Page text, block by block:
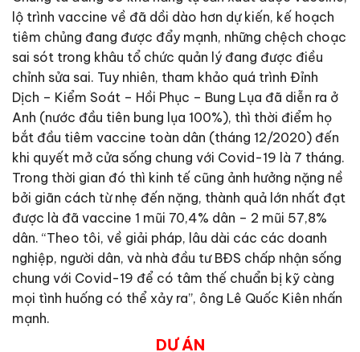
lộ trình vaccine về đã dồi dào hơn dự kiến, kế hoạch
tiêm chủng đang được đẩy mạnh, những chệch choạc
sai sót trong khâu tổ chức quản lý đang được điều
chỉnh sửa sai. Tuy nhiên, tham khảo quá trình Đỉnh
Dịch – Kiểm Soát – Hồi Phục – Bung Lụa đã diễn ra ở
Anh (nước đầu tiên bung lụa 100%), thì thời điểm họ
bắt đầu tiêm vaccine toàn dân (tháng 12/2020) đến
khi quyết mở cửa sống chung với Covid-19 là 7 tháng.
Trong thời gian đó thì kinh tế cũng ảnh hưởng nặng nề
bởi giãn cách từ nhẹ đến nặng, thành quả lớn nhất đạt
được là đã vaccine 1 mũi 70,4% dân – 2 mũi 57,8%
dân. “Theo tôi, về giải pháp, lâu dài các các doanh
nghiệp, người dân, và nhà đầu tư BĐS chấp nhận sống
chung với Covid-19 để có tâm thế chuẩn bị kỹ càng
mọi tình huống có thể xảy ra”, ông Lê Quốc Kiên nhấn
mạnh.
DỰ ÁN